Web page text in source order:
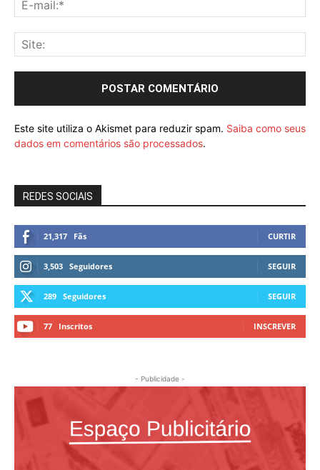
Este site utiliza o Akismet para reduzir spam. Saiba como seus
dados em comentários são processados.
REDES SOCIAIS
21,317 Fãs CURTIR
3,503 Seguidores SEGUIR
289 Seguidores SEGUIR
77 Inscritos INSCREVER
- Publicidade -